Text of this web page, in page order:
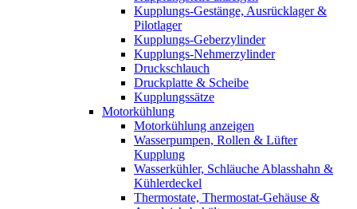
Kupplungs-Gestänge, Ausrücklager &
Pilotlager
Kupplungs-Geberzylinder
Kupplungs-Nehmerzylinder
Druckschlauch
Druckplatte & Scheibe
Kupplungssätze
Motorkühlung
Motorkühlung anzeigen
Wasserpumpen, Rollen & Lüfter
Kupplung
Wasserkühler, Schläuche Ablasshahn &
Kühlerdeckel
Thermostate, Thermostat-Gehäuse &